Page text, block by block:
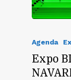
Agenda
Expo